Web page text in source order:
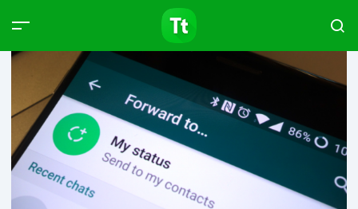
Products Articles
Type to start searching…